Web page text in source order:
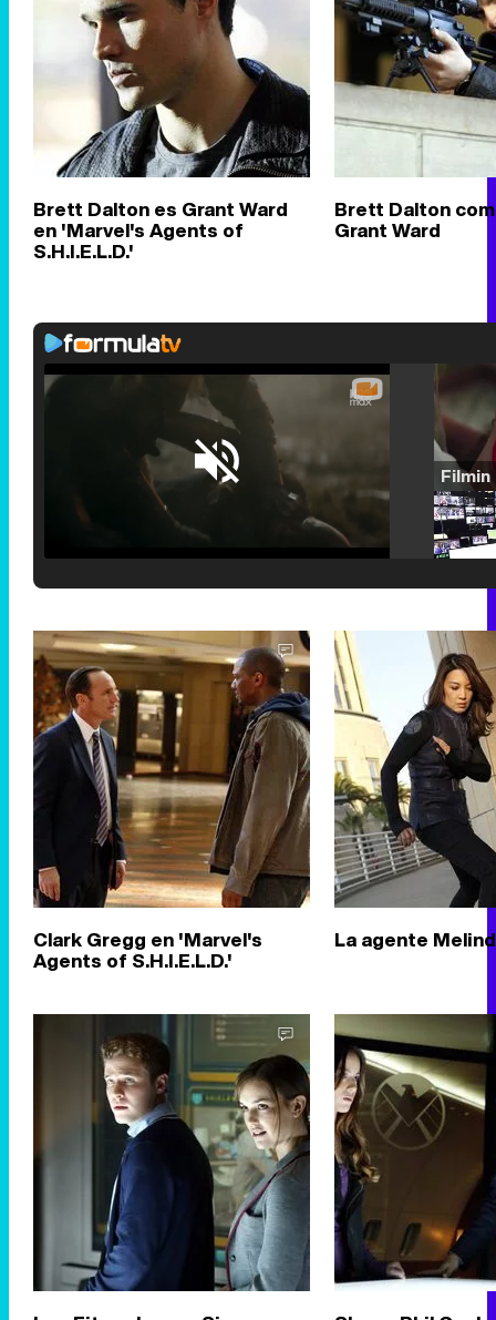
Brett Dalton es Grant Ward
en 'Marvel's Agents of
S.H.I.E.L.D.'
Brett Dalton
Grant Ward
Clark Gregg en 'Marvel's
Agents of S.H.I.E.L.D.'
La agente